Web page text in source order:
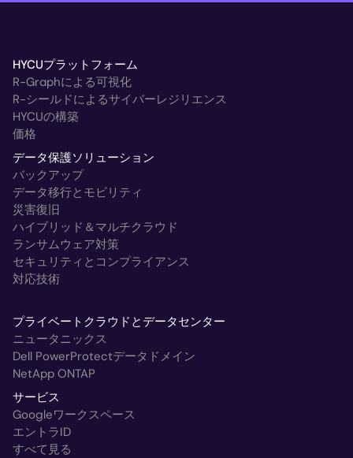
HYCUプラットフォーム
R-Graphによる可視化
R-シールドによるサイバーレジリエンス
HYCUの構築
価格
データ保護ソリューション
バックアップ
データ移行とモビリティ
災害復旧
ハイブリッド＆マルチクラウド
ランサムウェア対策
セキュリティとコンプライアンス
対応技術
プライベートクラウドとデータセンター
ニュータニックス
Dell PowerProtectデータドメイン
NetApp ONTAP
サービス
Googleワークスペース
エントラID
すべて見る